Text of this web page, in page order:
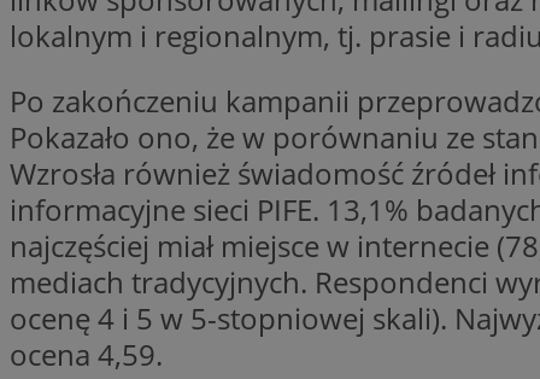
lokalnym i regionalnym, tj. prasie i
Po zakończeniu kampanii
Pokazało ono, że w porównaniu ze
Wzrosła również świadomość źródeł
informacyjne sieci PIFE. 13,1%
najczęściej miał miejsce w internecie
mediach tradycyjnych. Respondenci
ocenę 4 i 5 w 5-stopniowej skali).
ocena 4,59.
ustat_gid
sa-user-id-v3
_clck
_clsk
__Secure-
ROLLOUT_TOKEN
tuuid
OAID
google_push
__mguid_